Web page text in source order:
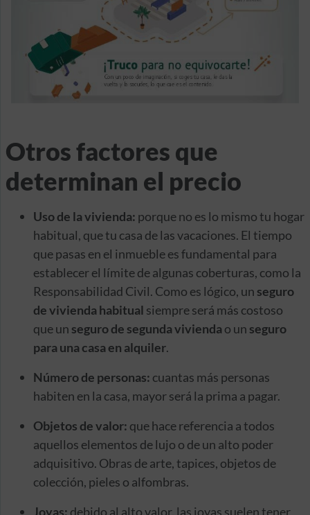
Otros factores que
determinan el precio
Uso de la vivienda: porque no es lo mismo tu hogar
habitual, que tu casa de las vacaciones. El tiempo
que pasas en el inmueble es fundamental para
establecer el límite de algunas coberturas, como la
Responsabilidad Civil. Como es lógico, un seguro
de vivienda habitual siempre será más costoso
que un seguro de segunda vivienda o un seguro
para una casa en alquiler.
Número de personas: cuantas más personas
habiten en la casa, mayor será la prima a pagar.
Objetos de valor: que hace referencia a todos
aquellos elementos de lujo o de un alto poder
adquisitivo. Obras de arte, tapices, objetos de
colección, pieles o alfombras.
Joyas: debido al alto valor, las joyas suelen tener